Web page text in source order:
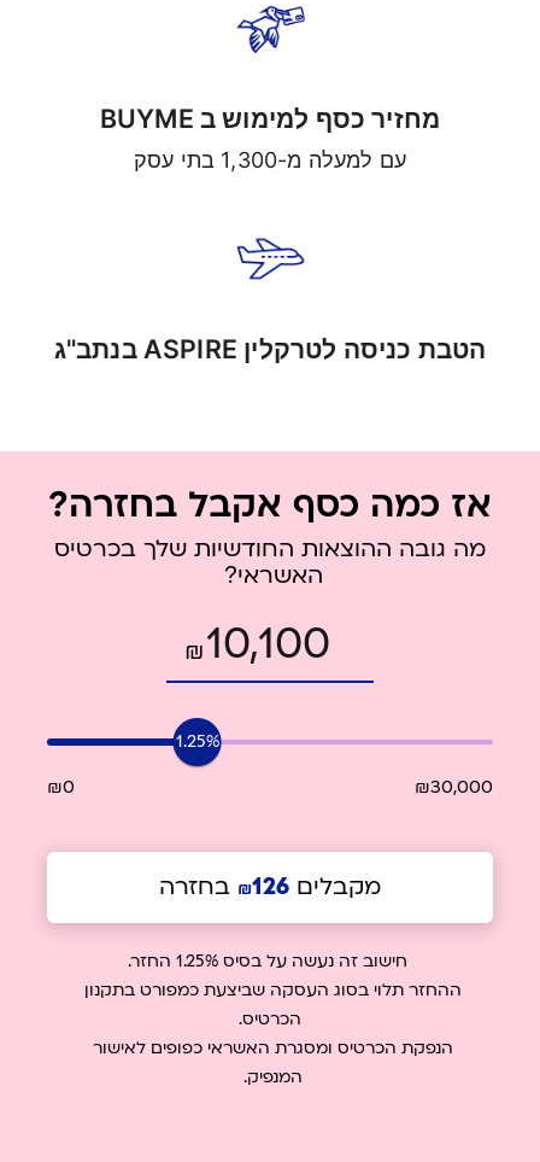
מחזיר כסף למימוש ב BUYME
עם למעלה מ-1,300 בתי עסק
הטבת כניסה לטרקלין ASPIRE בנתב"ג